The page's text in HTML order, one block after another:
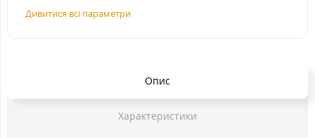
Дивитися всі параметри
Опис
Характеристики